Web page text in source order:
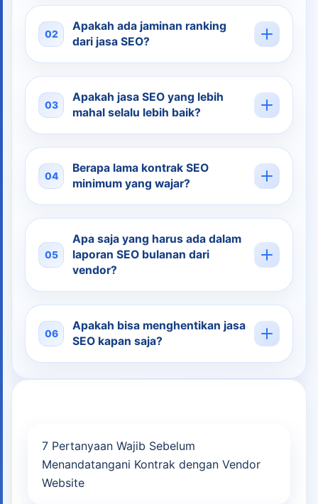
02
Apakah ada jaminan ranking
dari jasa SEO?
03
Apakah jasa SEO yang lebih
mahal selalu lebih baik?
04
Berapa lama kontrak SEO
minimum yang wajar?
05
Apa saja yang harus ada dalam
laporan SEO bulanan dari
vendor?
06
Apakah bisa menghentikan jasa
SEO kapan saja?
navigation
7 Pertanyaan Wajib Sebelum
Menandatangani Kontrak dengan Vendor
Website